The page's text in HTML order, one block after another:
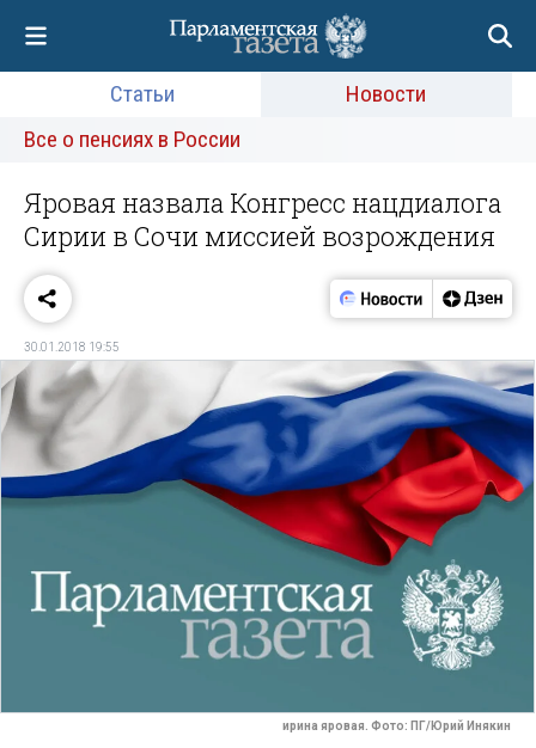
Статьи
Новости
Все о пенсиях в России
Яровая назвала Конгресс нацдиалога
Сирии в Сочи миссией возрождения
30.01.2018 19:55
ирина яровая. Фото: ПГ/Юрий Инякин